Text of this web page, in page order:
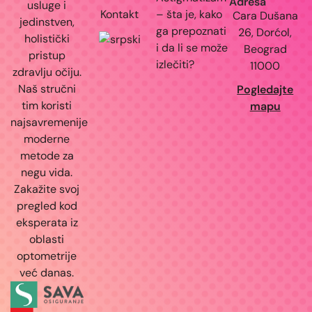
usluge i
jedinstven,
holistički
pristup
zdravlju očiju.
Naš stručni
tim koristi
najsavremenije
moderne
metode za
negu vida.
Zakažite svoj
pregled kod
eksperata iz
oblasti
optometrije
već danas.
Kontakt
– šta je, kako
ga prepoznati
i da li se može
izlečiti?
Cara Dušana
26, Dorćol,
Beograd
11000
Pogledajte
mapu